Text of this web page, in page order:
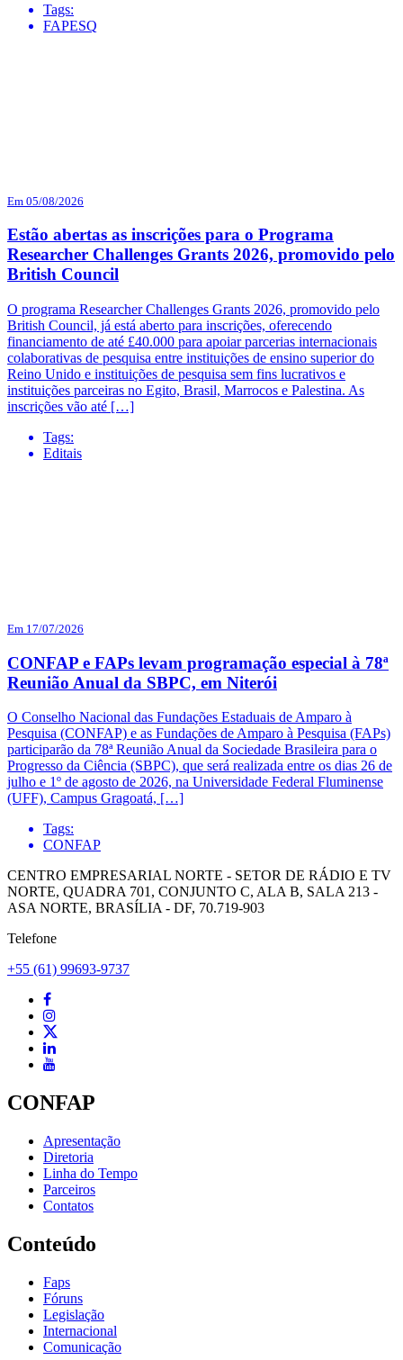
Tags:
FAPESQ
Em 05/08/2026
Estão abertas as inscrições para o Programa
Researcher Challenges Grants 2026, promovido pelo
British Council
O programa Researcher Challenges Grants 2026, promovido pelo
British Council, já está aberto para inscrições, oferecendo
financiamento de até £40.000 para apoiar parcerias internacionais
colaborativas de pesquisa entre instituições de ensino superior do
Reino Unido e instituições de pesquisa sem fins lucrativos e
instituições parceiras no Egito, Brasil, Marrocos e Palestina. As
inscrições vão até […]
Tags:
Editais
Em 17/07/2026
CONFAP e FAPs levam programação especial à 78ª
Reunião Anual da SBPC, em Niterói
O Conselho Nacional das Fundações Estaduais de Amparo à
Pesquisa (CONFAP) e as Fundações de Amparo à Pesquisa (FAPs)
participarão da 78ª Reunião Anual da Sociedade Brasileira para o
Progresso da Ciência (SBPC), que será realizada entre os dias 26 de
julho e 1º de agosto de 2026, na Universidade Federal Fluminense
(UFF), Campus Gragoatá, […]
Tags:
CONFAP
CENTRO EMPRESARIAL NORTE - SETOR DE RÁDIO E TV
NORTE, QUADRA 701, CONJUNTO C, ALA B, SALA 213 -
ASA NORTE, BRASÍLIA - DF, 70.719-903
Telefone
+55 (61) 99693-9737
CONFAP
Apresentação
Diretoria
Linha do Tempo
Parceiros
Contatos
Conteúdo
Faps
Fóruns
Legislação
Internacional
Comunicação